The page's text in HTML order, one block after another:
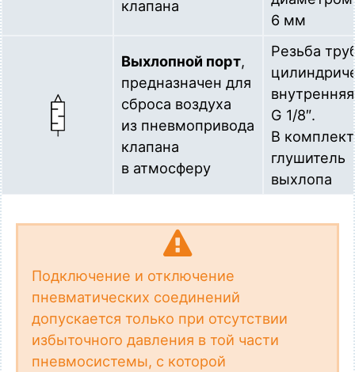
6 мм
клапана
Выхлопной порт,
предназначен для
сброса воздуха
из пневмопривода
клапана
в атмосферу
Резьба
внутренняя
G 1/8″.
В
глушитель
выхлопа
Подключение и отключение
пневматических соединений
допускается только при отсутствии
избыточного давления в той части
пневмосистемы, с которой